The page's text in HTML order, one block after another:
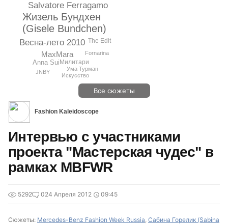
Жизель Бундхен
(Gisele Bundchen)
Salvatore Ferragamo
Весна-лето 2010
MaxMara
Anna Sui
The Edit
Милитари
Ума Турман
Fornarina
JNBY
Искусство
Все сюжеты
Fashion Kaleidoscope
Интервью с участниками
проекта "Мастерская чудес" в
рамках MBFWR
5292 024 Апреля 2012 09:45
Сюжеты: Mercedes-Benz Fashion Week Russia, Сабина Горелик (Sabina